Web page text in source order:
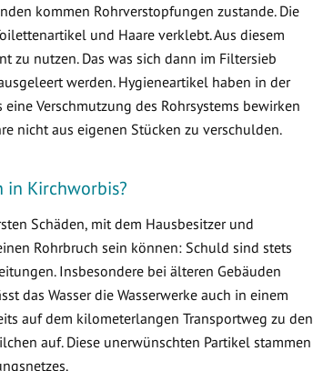
kommen Rohrverstopfungen zustande. Die
und Haare verklebt. Aus diesem
zu nutzen. Das was sich dann im Filtersieb
werden. Hygieneartikel haben in der
Verschmutzung des Rohrsystems bewirken
nicht aus eigenen Stücken zu verschulden.
in Kirchworbis?
Schäden, mit dem Hausbesitzer und
Rohrbruch sein können: Schuld sind stets
Insbesondere bei älteren Gebäuden
das Wasser die Wasserwerke auch in einem
auf dem kilometerlangen Transportweg zu den
auf. Diese unerwünschten Partikel stammen